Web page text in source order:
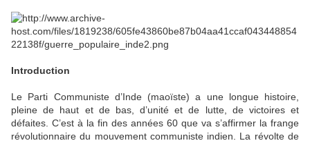
Introduction
Le Parti Communiste d’Inde (maoïste) a une longue histoire,
pleine de haut et de bas, d’unité et de lutte, de victoires et
défaites. C’est à la fin des années 60 que va s’affirmer la frange
révolutionnaire du mouvement communiste indien. La révolte de